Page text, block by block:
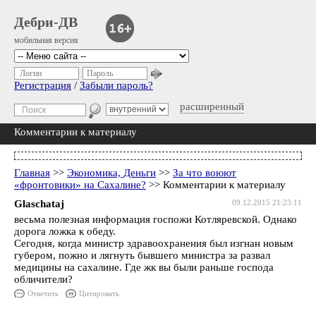
Дебри-ДВ
мобильная версия
расширенный
Логин Пароль
Регистрация / Забыли пароль?
Комментарии к материалу
Главная >> Экономика, Деньги >> За что воюют
«фронтовики» на Сахалине? >> Комментарии к материалу
09.12.2015 21:23:11
Glaschataj
весьма полезная информация госпожи Котляревской. Однако
дорога ложка к обеду.
Сегодня, когда министр здравоохранения был изгнан новым
губером, пожно и лягнуть бывшего министра за развал
медицины на сахалине. Где жк вы были раньше господа
обличители?
Ответить Цитировать